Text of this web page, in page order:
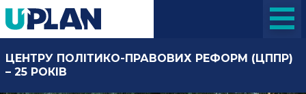
ЦЕНТРУ ПОЛІТИКО-ПРАВОВИХ РЕФОРМ (ЦППР)
– 25 РОКІВ